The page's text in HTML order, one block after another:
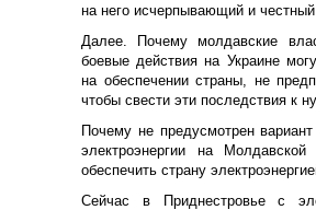
на него исчерпывающий и честный
Далее. Почему молдавские
боевые действия на Украине
на обеспечении страны, не
чтобы свести эти последствия к
Почему не предусмотрен вариант
электроэнергии на
обеспечить страну
Сейчас в Приднестровье с